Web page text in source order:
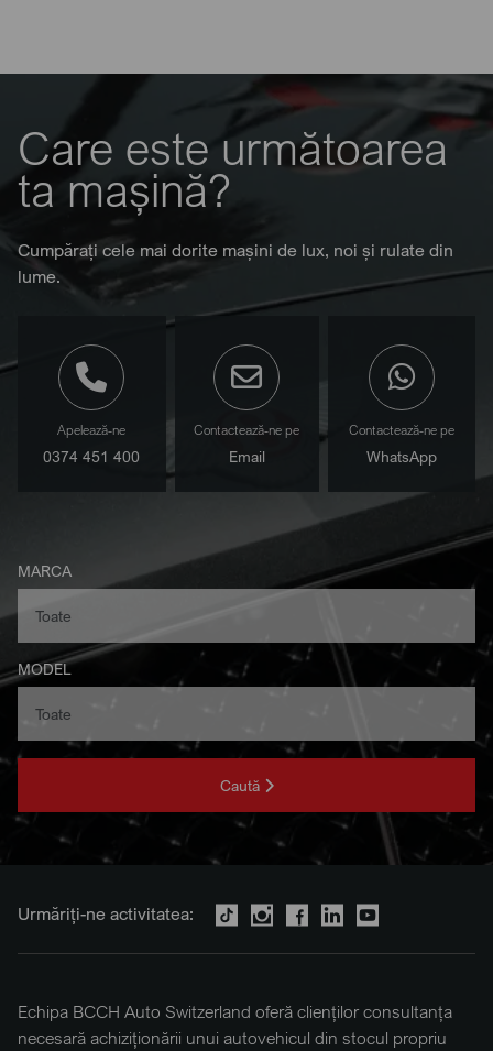
Care este următoarea
ta mașină?
Cumpărați cele mai dorite mașini de lux, noi și rulate din
lume.
Apelează-ne
0374 451 400
Contactează-ne pe
Email
Contactează-ne pe
WhatsApp
MARCA
MODEL
Caută
Urmăriți-ne activitatea:
Echipa BCCH Auto Switzerland oferă clienților consultanța
necesară achiziționării unui autovehicul din stocul propriu